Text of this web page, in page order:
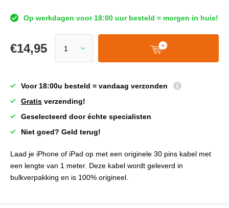
Op werkdagen voor 18:00 uur besteld = morgen in huis!
€14,95
Voor 18:00u besteld = vandaag verzonden
Gratis verzending!
Geselecteerd door échte specialisten
Niet goed? Geld terug!
Laad je iPhone of iPad op met een originele 30 pins kabel met
een lengte van 1 meter. Deze kabel wordt geleverd in
bulkverpakking en is 100% origineel.